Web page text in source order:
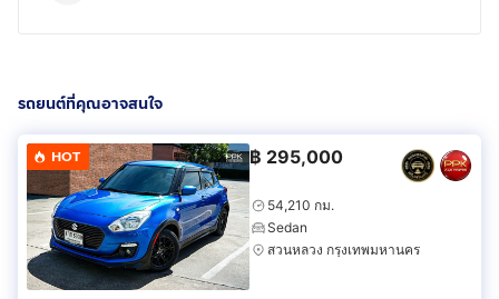
รถยนต์ที่คุณอาจสนใจ
HOT ฿ 295,000
54,210 กม.
Sedan
สวนหลวง กรุงเทพมหานคร